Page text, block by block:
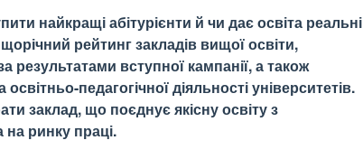
найкращі абітурієнти й чи дає освіта реальні
рейтинг закладів вищої освіти,
вступної кампанії, а також
педагогічної діяльності університетів.
заклад, що поєднує якісну освіту з
на ринку праці.